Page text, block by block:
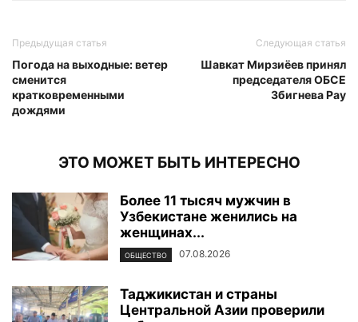
Предыдущая статья
Погода на выходные: ветер
сменится
кратковременными
дождями
Следующая статья
Шавкат Мирзиёев принял
председателя ОБСЕ
Збигнева Рау
ЭТО МОЖЕТ БЫТЬ ИНТЕРЕСНО
Более 11 тысяч мужчин в
Узбекистане женились на
женщинах...
ОБЩЕСТВО 07.08.2026
Таджикистан и страны
Центральной Азии проверили